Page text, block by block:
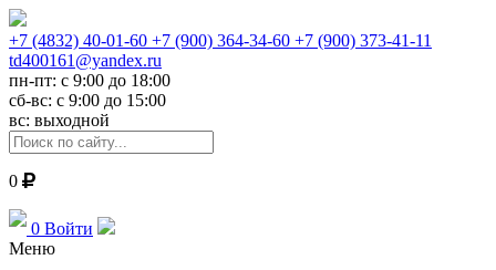
+7 (4832) 40-01-60 +7 (900) 364-34-60 +7 (900) 373-41-11
td400161@yandex.ru
пн-пт: с 9:00 до 18:00
сб-вс: с 9:00 до 15:00
вс: выходной
0
0 Войти
Меню